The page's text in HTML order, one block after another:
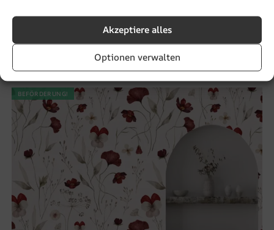
Akzeptiere alles
Optionen verwalten
Fototapete Gemalte Seerosen
€26.53 €19.90
BEFÖRDERUNG!